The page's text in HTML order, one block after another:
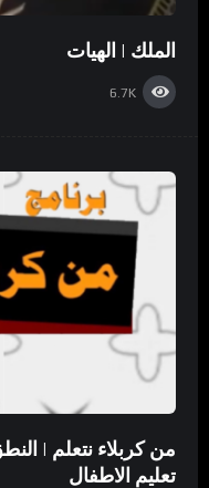
الملك | الهيات
6.7K
من كربلاء نتعلم |
تعليم الاطفال